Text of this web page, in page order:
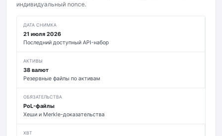
индивидуальный nonce.
ДАТА СНИМКА
21 июля 2026
Последний доступный API-набор
АКТИВЫ
38 валют
Резервные файлы по активам
ОБЯЗАТЕЛЬСТВА
PoL-файлы
Хеши и Merkle-доказательства
XBT